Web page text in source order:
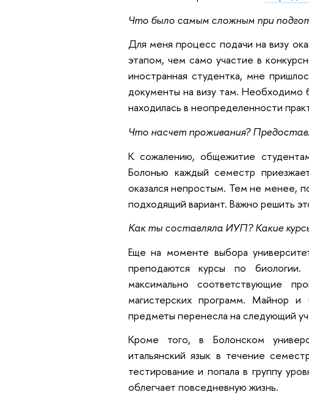
Что было самым сложным при
Для меня процесс подачи на визу
этапом, чем само участие в
иностранная студентка, мне
документы на визу там. Необходимо
находилась в неопределенности
Что насчет проживания?
К сожалению, общежитие
Болонью каждый семестр
оказался непростым. Тем не менее,
подходящий вариант. Важно решить
Как ты составляла ИУП? Какие
Еще на моменте выбора
преподаются курсы по
максимально соответствующие
магистерских программ. Майнор
предметы перенесла на следующий
Кроме того, в Болонском
итальянский язык в течение
тестирование и попала в группу
облегчает повседневную жизнь.